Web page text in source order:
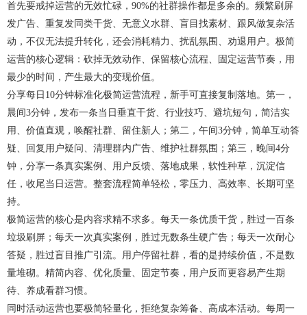
首先要戒掉运营的无效忙碌，90%的社群操作都是多余的。频繁刷屏
发广告、重复发同类干货、无意义水群、盲目找素材、跟风做复杂活
动，不仅无法提升转化，还会消耗精力、扰乱氛围、劝退用户。极简
运营的核心逻辑：砍掉无效动作、保留核心流程、固定运营节奏，用
最少的时间，产生最大的变现价值。
分享每日10分钟标准化极简运营流程，新手可直接复制落地。第一，
晨间3分钟，发布一条当日垂直干货、行业技巧、避坑短句，简洁实
用、价值直观，唤醒社群、留住新人；第二，午间3分钟，简单互动答
疑、回复用户疑问、清理群内广告、维护社群氛围；第三，晚间4分
钟，分享一条真实案例、用户反馈、落地成果，软性种草，沉淀信
任，收尾当日运营。整套流程简单轻松，零压力、高效率、长期可坚
持。
极简运营的核心是内容求精不求多。每天一条优质干货，胜过一百条
垃圾刷屏；每天一次真实案例，胜过无数条生硬广告；每天一次耐心
答疑，胜过盲目推广引流。用户停留社群，看的是持续价值，不是数
量堆砌。精简内容、优化质量、固定节奏，用户反而更容易产生期
待、养成看群习惯。
同时活动运营也要极简轻量化，拒绝复杂筹备、高成本活动。每周一